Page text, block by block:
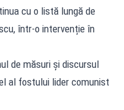
cu o listă lungă de
într-o intervenție în
de măsuri și discursul
al fostului lider comunist